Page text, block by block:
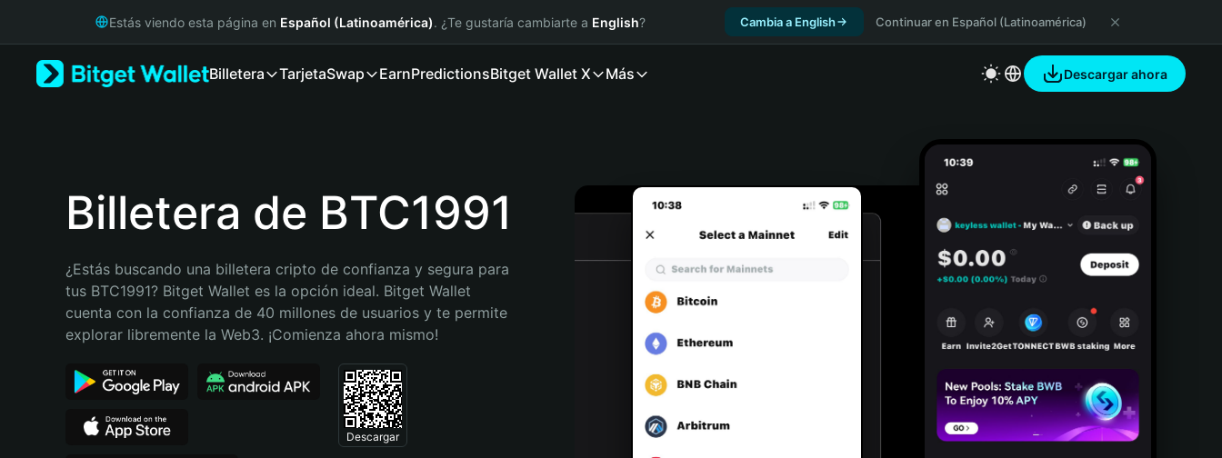
Русский
Bahasa Indonesia
Português (Brasil)
Estás viendo esta página en Español (Latinoamérica). ¿Te gustaría cambiarte a English? Cambia a English Continuar en Español (Latinoamérica)
Billetera TarjetaSwap EarnPredictionsBitget Wallet X Más Descargar ahora
Billetera de BTC1991
¿Estás buscando una billetera cripto de confianza y segura para
tus BTC1991? Bitget Wallet es la opción ideal. Bitget Wallet
cuenta con la confianza de 40 millones de usuarios y te permite
explorar libremente la Web3. ¡Comienza ahora mismo!
Descargar